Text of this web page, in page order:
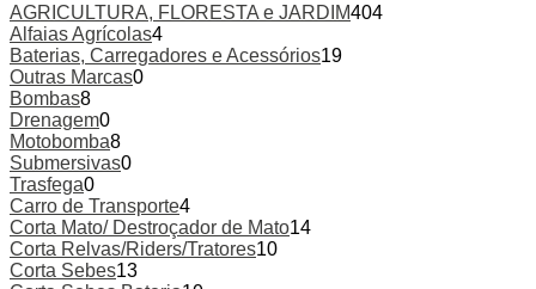
AGRICULTURA, FLORESTA e JARDIM404
Alfaias Agrícolas4
Baterias, Carregadores e Acessórios19
Outras Marcas0
Bombas8
Drenagem0
Motobomba8
Submersivas0
Trasfega0
Carro de Transporte4
Corta Mato/ Destroçador de Mato14
Corta Relvas/Riders/Tratores10
Corta Sebes13